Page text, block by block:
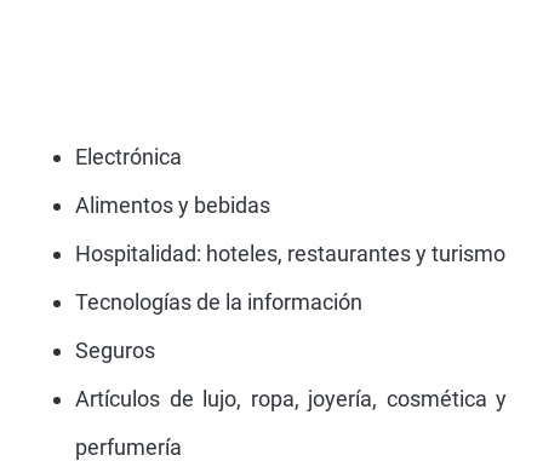
Electrónica
Alimentos y bebidas
Hospitalidad: hoteles, restaurantes y turismo
Tecnologías de la información
Seguros
Artículos de lujo, ropa, joyería, cosmética y
perfumería